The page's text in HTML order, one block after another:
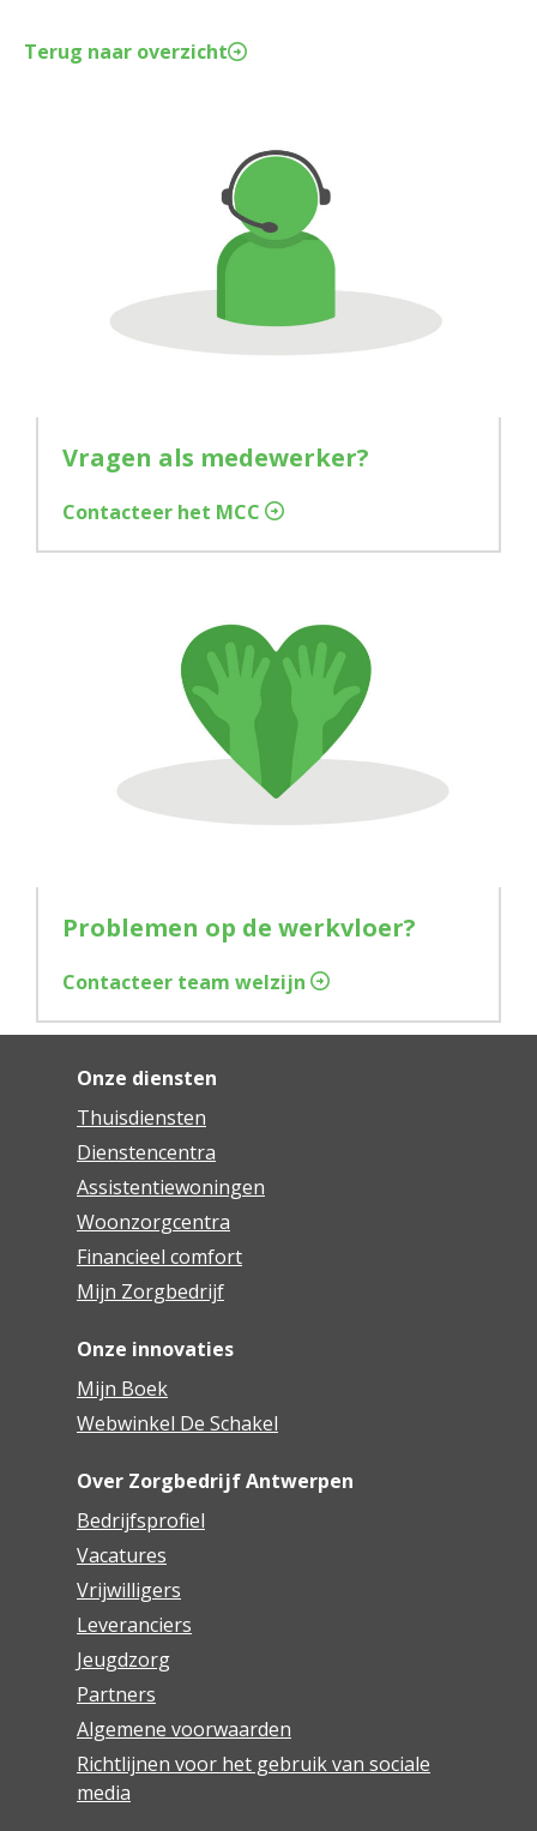
Terug naar overzicht
Vragen als medewerker?
Contacteer het MCC
Problemen op de werkvloer?
Contacteer team welzijn
Onze diensten
Thuisdiensten
Dienstencentra
Assistentiewoningen
Woonzorgcentra
Financieel comfort
Mijn Zorgbedrijf
Onze innovaties
Mijn Boek
Webwinkel De Schakel
Over Zorgbedrijf Antwerpen
Bedrijfsprofiel
Vacatures
Vrijwilligers
Leveranciers
Jeugdzorg
Partners
Algemene voorwaarden
Richtlijnen voor het gebruik van sociale
media